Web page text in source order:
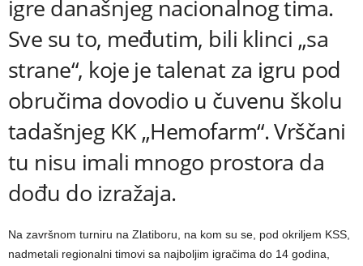
igre današnjeg nacionalnog tima.
Sve su to, međutim, bili klinci „sa
strane“, koje je talenat za igru pod
obručima dovodio u čuvenu školu
tadašnjeg KK „Hemofarm“. Vrščani
tu nisu imali mnogo prostora da
dođu do izražaja.
Na završnom turniru na Zlatiboru, na kom su se, pod okriljem KSS,
nadmetali regionalni timovi sa najboljim igračima do 14 godina,